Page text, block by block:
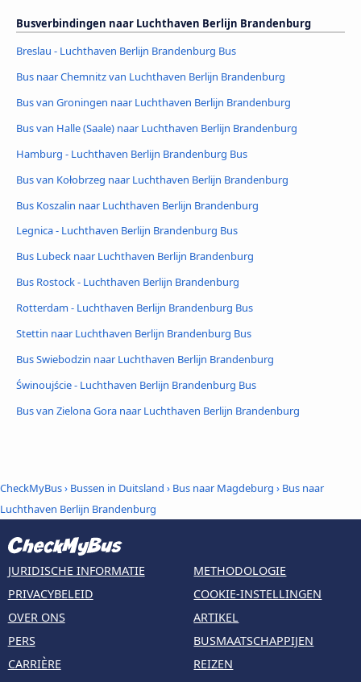
Busverbindingen naar Luchthaven Berlijn Brandenburg
Breslau - Luchthaven Berlijn Brandenburg Bus
Bus naar Chemnitz van Luchthaven Berlijn Brandenburg
Bus van Groningen naar Luchthaven Berlijn Brandenburg
Bus van Halle (Saale) naar Luchthaven Berlijn Brandenburg
Hamburg - Luchthaven Berlijn Brandenburg Bus
Bus van Kołobrzeg naar Luchthaven Berlijn Brandenburg
Bus Koszalin naar Luchthaven Berlijn Brandenburg
Legnica - Luchthaven Berlijn Brandenburg Bus
Bus Lubeck naar Luchthaven Berlijn Brandenburg
Bus Rostock - Luchthaven Berlijn Brandenburg
Rotterdam - Luchthaven Berlijn Brandenburg Bus
Stettin naar Luchthaven Berlijn Brandenburg Bus
Bus Swiebodzin naar Luchthaven Berlijn Brandenburg
Świnoujście - Luchthaven Berlijn Brandenburg Bus
Bus van Zielona Gora naar Luchthaven Berlijn Brandenburg
CheckMyBus› Bussen in Duitsland › Bus naar Magdeburg › Bus naar
Luchthaven Berlijn Brandenburg
JURIDISCHE INFORMATIE
PRIVACYBELEID
OVER ONS
PERS
CARRIÈRE
METHODOLOGIE
COOKIE-INSTELLINGEN
ARTIKEL
BUSMAATSCHAPPIJEN
REIZEN